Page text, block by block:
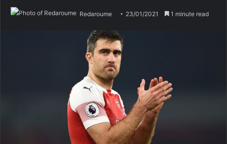
Redaroume 23/01/2021 1 minute read